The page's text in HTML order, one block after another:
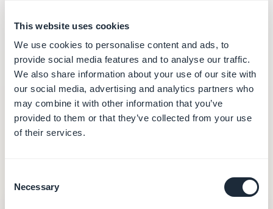
This website uses cookies
We use cookies to personalise content and ads, to
provide social media features and to analyse our traffic.
We also share information about your use of our site with
our social media, advertising and analytics partners who
may combine it with other information that you’ve
provided to them or that they’ve collected from your use
of their services.
Selection
Necessary
Die echten Kosten,
jenseits des angezeigten
Preises
Base44 rechnet überzwei parallele Zähler
Message-Credits und Integrations-Credits — die
sich mit der Nutzung leeren. Hier ist, Posten für